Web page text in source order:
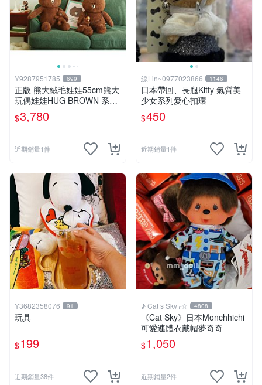
Y9287951785 699
正版 熊大絨毛娃娃55cm熊大
玩偶娃娃HUG BROWN 系列
55公分韓國 line friends熊大
玩偶娃娃禮物生日
$3,780
近期銷量1件
線Lin~0977023866 1146
日本帶回、長腿Kitty 氣質美
少女系列愛心扣環
$450
近期銷量1件
Y3682358076 91
玩具
$199
近期銷量38件
♪ Cat s Sky╭☆ 4808
《Cat Sky》日本Monchhichi
可愛連體衣戴帽夢奇奇
$1,050
近期銷量2件